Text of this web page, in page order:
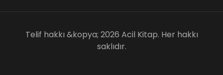
Telif hakkı &kopya; 2026 Acil Kitap. Her hakkı
saklıdır.